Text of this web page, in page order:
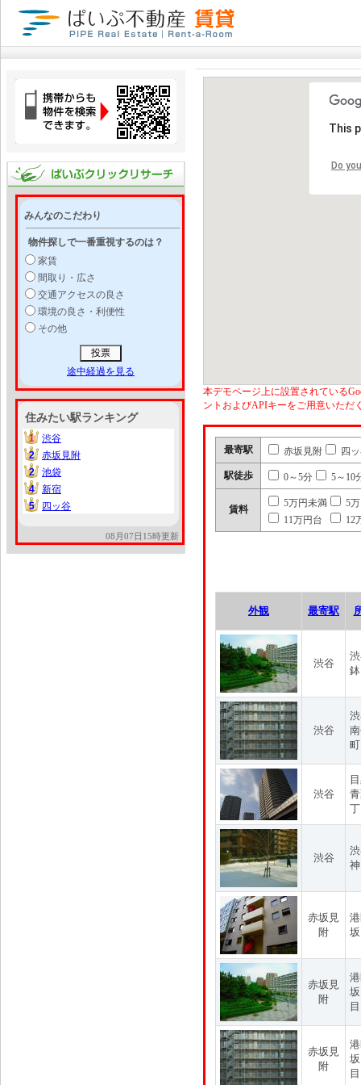
みんなのこだわり
物件探しで一番重視するのは？
家賃
間取り・広さ
交通アクセスの良さ
環境の良さ・利便性
その他
途中経過を見る
住みたい駅ランキング
1
1
渋谷
2
2
赤坂見附
2
2
池袋
4
4
新宿
5
5 四ッ谷
08月07日15時更新
This
Do
本デモページ上に設置されている
ントおよびAPIキーをご用意いただ
最寄駅 赤坂見附 四
駅徒歩 0～5分 5～10
賃料
5万円未満
5
11万円台
12
外観 最寄駅
渋谷
渋谷
渋谷
渋谷
赤坂見
附
赤坂見
附
目
赤坂見
附
目